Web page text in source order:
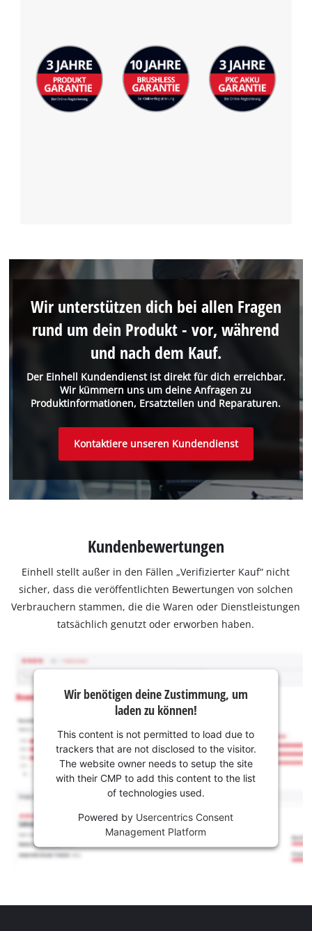
Der Einhell Kundendienst ist direkt für dich erreichbar.
Wir kümmern uns um deine Anfragen zu
Produktinformationen, Ersatzteilen und Reparaturen.
Wir unterstützen dich bei allen Fragen
rund um dein Produkt - vor, während
und nach dem Kauf.
Kontaktiere unseren Kundendienst
Kundenbewertungen
Einhell stellt außer in den Fällen „Verifizierter Kauf“ nicht
sicher, dass die veröffentlichten Bewertungen von solchen
Verbrauchern stammen, die die Waren oder Dienstleistungen
tatsächlich genutzt oder erworben haben.
Wir benötigen deine Zustimmung, um
laden zu können!
This content is not permitted to load due to
trackers that are not disclosed to the visitor.
The website owner needs to setup the site
with their CMP to add this content to the list
of technologies used.
Powered by Usercentrics Consent
Management Platform